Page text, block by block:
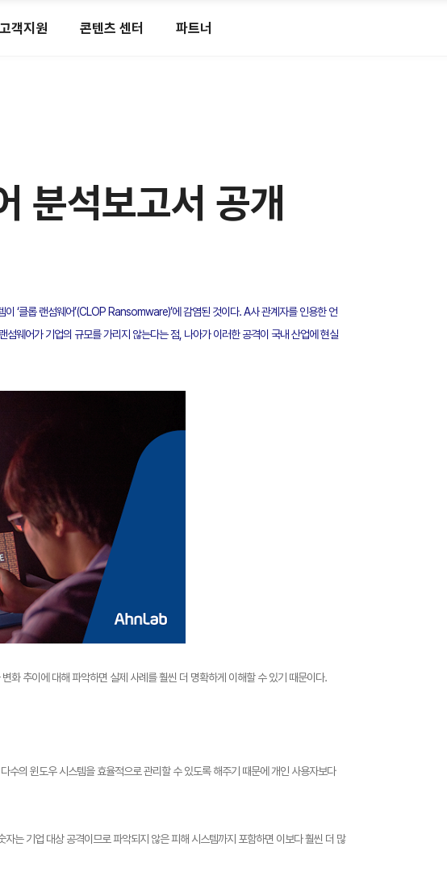
고객지원 콘텐츠 센터 파트너
분석보고서 공개
‘클롭 랜섬웨어’(CLOP Ransomware)’에 감염된 것이다. A사 관계자를 인용한 언
웨어가 기업의 규모를 가리지 않는다는 점, 나아가 이러한 공격이 국내 산업에 현실
화 추이에 대해 파악하면 실제 사례를 훨씬 더 명확하게 이해할 수 있기 때문이다.
의 윈도우 시스템을 효율적으로 관리할 수 있도록 해주기 때문에 개인 사용자보다
기업 대상 공격이므로 파악되지 않은 피해 시스템까지 포함하면 이보다 훨씬 더 많